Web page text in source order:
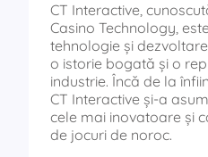
CT Interactive,
Casino Technology,
tehnologie și
o istorie bogată și o
industrie. Încă de la
CT Interactive și-a
cele mai inovatoare și
de jocuri de noroc.